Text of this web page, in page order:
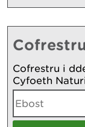
Cofrestru i
Cyfoeth